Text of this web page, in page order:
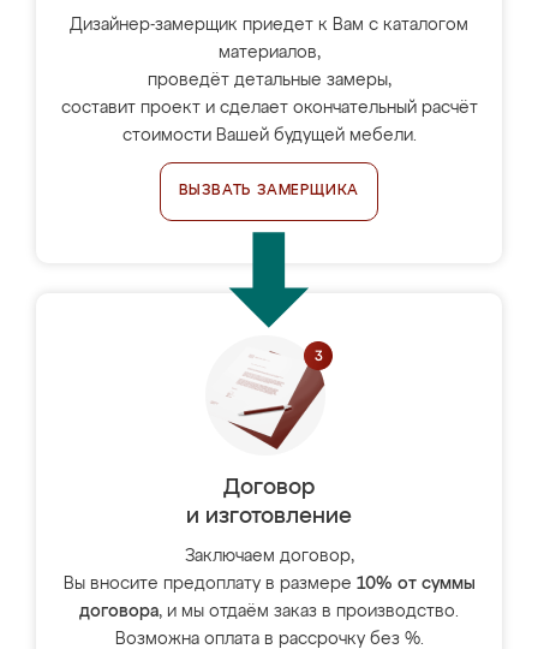
Дизайнер-замерщик приедет к Вам с каталогом
материалов,
проведёт детальные замеры,
составит проект и сделает окончательный расчёт
стоимости Вашей будущей мебели.
ВЫЗВАТЬ ЗАМЕРЩИКА
Договор
и изготовление
Заключаем договор,
Вы вносите предоплату в размере 10% от суммы
договора, и мы отдаём заказ в производство.
Возможна оплата в рассрочку без %.